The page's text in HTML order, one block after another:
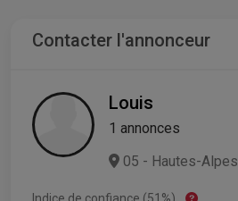
Contacter l'annonceur
Louis
1 annonces
05 - Hautes-Alpes
Indice de confiance (51%)